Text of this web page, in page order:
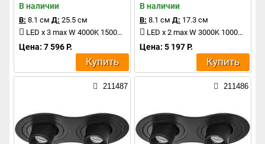
В наличии
В: 8.1 см Д: 25.5 см
LED x 3 max W 4000K 1500Lm
Цена: 7 596 Р.
Купить
В наличии
В: 8.1 см Д: 17.3 см
LED x 2 max W 3000K 1000Lm
Цена: 5 197 Р.
Купить
211487 211486